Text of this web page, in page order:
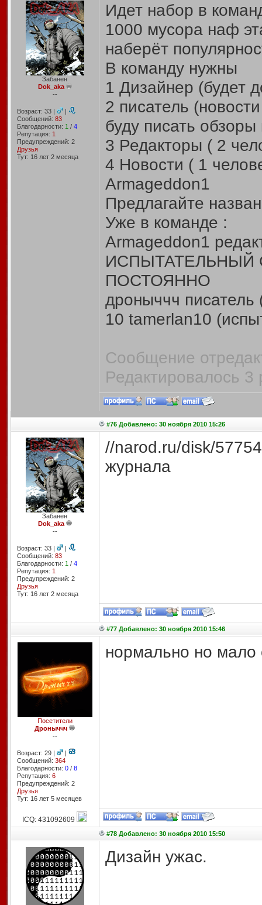
Забанен
Dok_aka
--
Возраст: 33 |
|
Сообщений: 83
Благодарности: 1 / 4
Репутация: 1
Предупреждений: 2
Друзья
Тут: 16 лет 2 месяцa
Идет набор в
1000 мусора наф
наберёт
В команду нужны
1 Дизайнер (будет
2 писатель
буду писать обзоры
3 Редакторы ( 2
4 Новости ( 1
Armageddon1
Предлагайте
Уже в команде :
Armageddon1
ИСПЫТАТЕЛЬНЫЙ
ПОСТОЯННО
дроныччч писатель
10 tamerlan10
Сообщение
Редактировалось 3
#76 Добавлено: 30 ноября 2010 15:26
Забанен
Dok_aka
--
Возраст: 33 |
|
Сообщений: 83
Благодарности: 1 / 4
Репутация: 1
Предупреждений: 2
Друзья
Тут: 16 лет 2 месяцa
//narod.ru/disk/
журнала
#77 Добавлено: 30 ноября 2010 15:46
Посетители
Дроныччч
--
Возраст: 29 |
|
Сообщений: 364
Благодарности: 0/ 8
Репутация: 6
Предупреждений: 2
Друзья
Тут: 16 лет 5 месяцев
нормально но мало
ICQ: 431092609
#78 Добавлено: 30 ноября 2010 15:50
Дизайн ужас.